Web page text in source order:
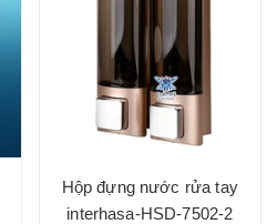
Hộp đựng nước rửa tay
interhasa-HSD-7502-2